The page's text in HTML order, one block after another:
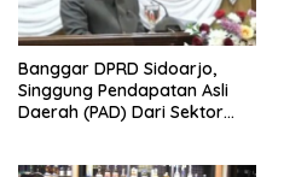
Banggar DPRD Sidoarjo,
Singgung Pendapatan Asli
Daerah (PAD) Dari Sektor